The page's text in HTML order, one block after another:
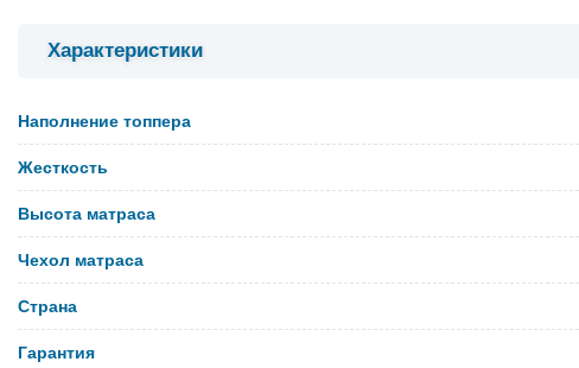
Характеристики
Наполнение топпера
Жесткость
Высота матраса
Чехол матраса
Страна
Гарантия